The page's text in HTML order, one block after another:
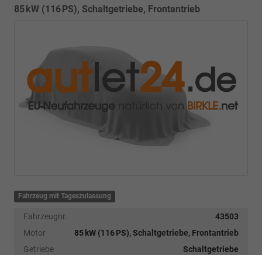
85 kW (116 PS), Schaltgetriebe, Frontantrieb
Fahrzeug mit Tageszulassung
Fahrzeugnr.
43503
Motor
85 kW (116 PS), Schaltgetriebe, Frontantrieb
Getriebe
Schaltgetriebe